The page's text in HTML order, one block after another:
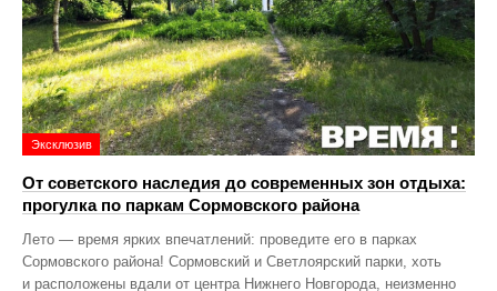
Эксклюзив
От советского наследия до современных зон отдыха:
прогулка по паркам Сормовского района
Лето — время ярких впечатлений: проведите его в парках
Сормовского района! Сормовский и Светлоярский парки, хоть
и расположены вдали от центра Нижнего Новгорода, неизменно